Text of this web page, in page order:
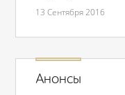
13 Сентября 2016
Анонсы